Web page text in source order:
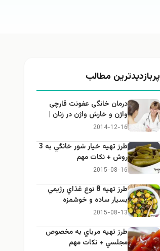
پربازدیدترین مطالب
درمان خانگی عفونت قارچی
واژن و خارش واژن در زنان |
راهنمای کامل، ایمن و کاربردی
2014-12-16
طرز تهيه خیار شور خانگي به 3
روش + نكات مهم
2015-08-16
طرز تهيه 8 نوع غذاي رژيمي
بسيار ساده و خوشمزه
2015-08-13
طرز تهيه مرباي به مخصوص
مجلسي + نكات مهم